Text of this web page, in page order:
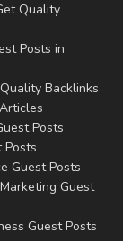
Quality
Posts in
Backlinks
Posts
Posts
Guest Posts
Guest
Guest Posts